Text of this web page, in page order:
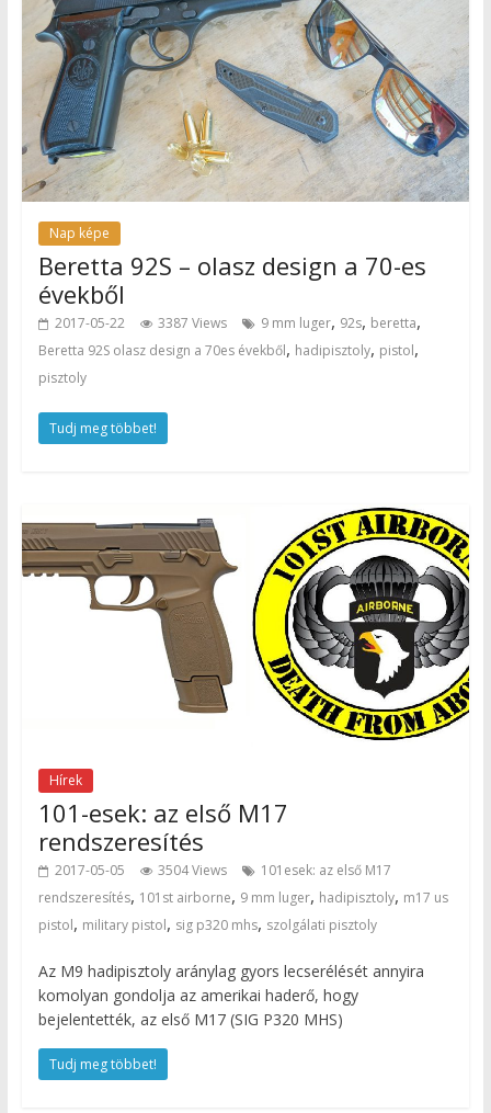
Nap képe
Beretta 92S – olasz design a 70-es
évekből
2017-05-22 3387 Views 9 mm luger, 92s, beretta,
Beretta 92S olasz design a 70es évekből, hadipisztoly, pistol,
pisztoly
Tudj meg többet!
Hírek
101-esek: az első M17
rendszeresítés
2017-05-05 3504 Views
101esek: az első M17
rendszeresítés, 101st airborne, 9 mm luger, hadipisztoly, m17 us
pistol, military pistol, sig p320 mhs, szolgálati pisztoly
Az M9 hadipisztoly aránylag gyors lecserélését annyira
komolyan gondolja az amerikai haderő, hogy
bejelentették, az első M17 (SIG P320 MHS)
Tudj meg többet!